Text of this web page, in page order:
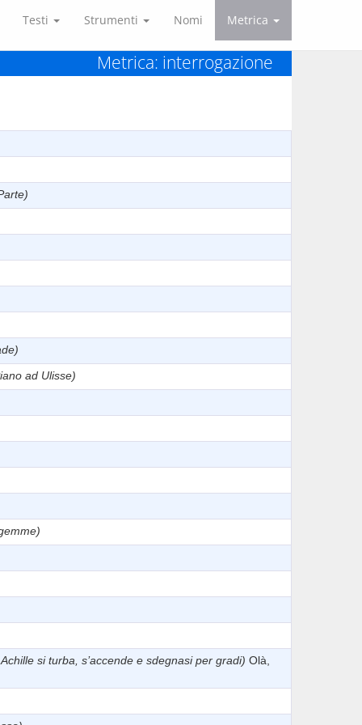
Testi Strumenti Nomi Metrica
Metrica: interrogazione
ad Ulisse)
si turba, s’accende e sdegnasi per gradi) Olà,